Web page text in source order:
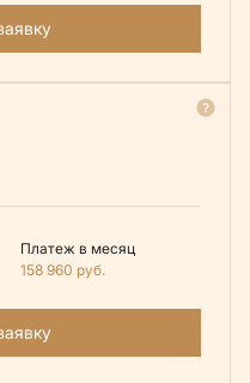
Платеж в месяц
158 960 руб.